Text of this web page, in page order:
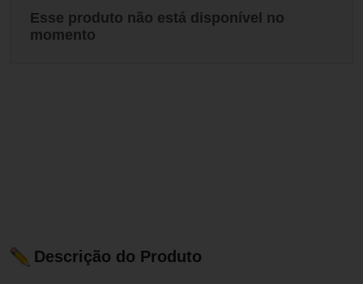
Esse produto não está disponível no
momento
Descrição do Produto